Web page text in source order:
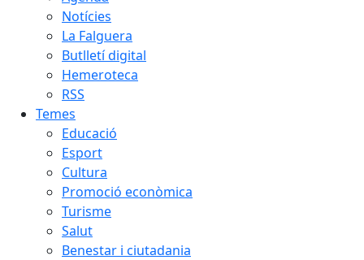
Notícies
La Falguera
Butlletí digital
Hemeroteca
RSS
Temes
Educació
Esport
Cultura
Promoció econòmica
Turisme
Salut
Benestar i ciutadania